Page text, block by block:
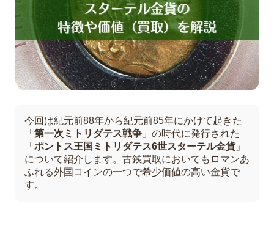
今回は紀元前88年から紀元前85年にかけて起きた
「 第一次ミトリダテス戦争 」の時代に発行された
「 ポントス王国ミトリダテス6世スターテル金貨」
について紹介します。古銭買取においてもロマンあ
ふれる外国コインの一つで希少価値の高い金貨で
す。